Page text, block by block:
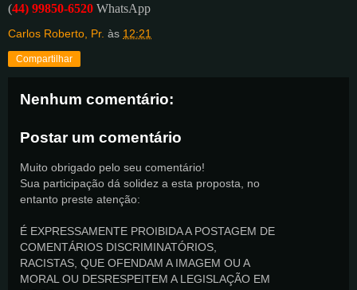
(44) 99850-6520 WhatsApp
Carlos Roberto, Pr. às 12:21
Compartilhar
Nenhum comentário:
Postar um comentário
Muito obrigado pelo seu comentário!
Sua participação dá solidez a esta proposta, no
entanto preste atenção:
É EXPRESSAMENTE PROIBIDA A POSTAGEM DE
COMENTÁRIOS DISCRIMINATÓRIOS,
RACISTAS, QUE OFENDAM A IMAGEM OU A
MORAL OU DESRESPEITEM A LEGISLAÇÃO EM